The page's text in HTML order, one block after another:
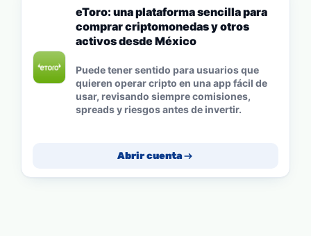
eToro: una plataforma sencilla para
comprar criptomonedas y otros
activos desde México
Puede tener sentido para usuarios que
quieren operar cripto en una app fácil de
usar, revisando siempre comisiones,
spreads y riesgos antes de invertir.
Abrir cuenta